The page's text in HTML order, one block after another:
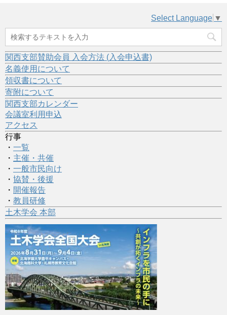
Select Language ▼
関西支部賛助会員 入会方法 (入会申込書)
名義使用について
領収書について
寄附について
関西支部カレンダー
会議室利用申込
アクセス
行事
・ 一覧
・ 主催・共催
・ 一般市民向け
・ 協賛・後援
・ 開催報告
・ 教員研修
土木学会 本部